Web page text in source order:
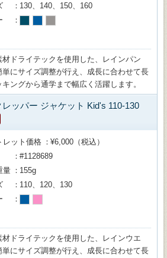
130、140、150、160
ドライテックを使用した、レインパン
にサイズ調整が行え、成長に合わせて長
ングから通学まで幅広く活躍します。
ッパー ジャケット Kid's 110-130
レット価格
¥6,000（税込）
#1128689
量
155g
110、120、130
ドライテックを使用した、レインウエ
にサイズ調整が行え、成長に合わせて長